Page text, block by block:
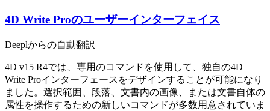
4D Write Proのユーザーインターフェイス
Deeplからの自動翻訳
4D v15 R4では、専用のコマンドを使用して、独自の4D
Write Proインターフェースをデザインすることが可能になり
ました。選択範囲、段落、文書内の画像、または文書自体の
属性を操作するための新しいコマンドが多数用意されていま